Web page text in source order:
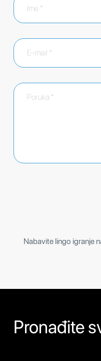
Nabavite lingo igranje
Pronađite